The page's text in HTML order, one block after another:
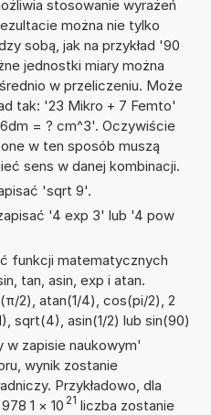
stosowanie wyrażeń
można nie tylko
sobą, jak na przykład '90
jednostki miary można
w przeliczeniu. Może
tak: '23 Mikro + 7 Femto'
= ? cm^3'. Oczywiście
w ten sposób muszą
sens w danej kombinacji.
'sqrt 9'.
'4 exp 3' lub '4 pow
funkcji matematycznych
tan, asin, exp i atan.
2), atan(1/4), cos(pi/2), 2
sqrt(4), asin(1/2) lub sin(90)
zapisie naukowym'
wynik zostanie
Przykładowo, dla
1 × 10 21 liczba zostanie